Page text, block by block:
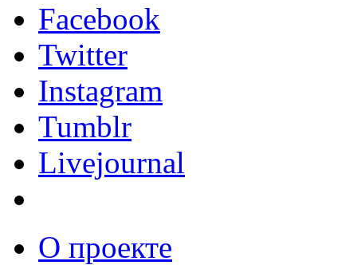
Facebook
Twitter
Instagram
Tumblr
Livejournal
О проекте